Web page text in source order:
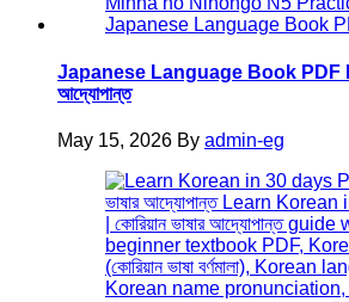
Japanese Language Book PDF
আদ্যোপান্ত
May 15, 2026 By admin-eg